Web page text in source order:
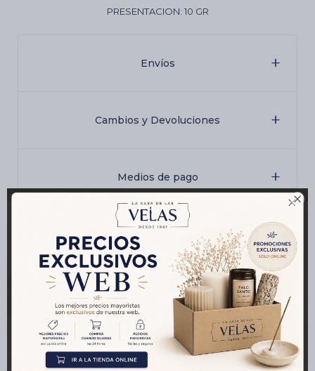

PRESENTACION: 10 GR
Envíos
Cambios y Devoluciones
Medios de pago
Productos que te pueden interesar
Aromatizantes de ambientes